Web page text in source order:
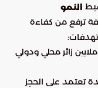
النمو
ترفع من كفاءة
: استهداف أكثر من 3 ملايين زائر محلي ودولي
فريدة تعتمد على الحجز